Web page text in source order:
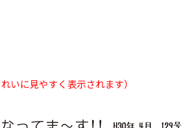
いに見やすく表示されます）